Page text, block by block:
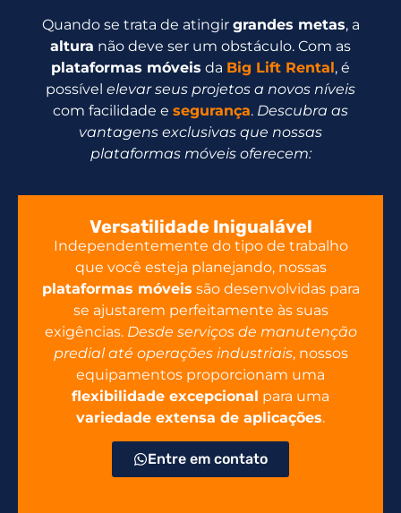
Quando se trata de atingir grandes metas, a
altura não deve ser um obstáculo. Com as
plataformas móveis da Big Lift Rental, é
possível elevar seus projetos a novos níveis
com facilidade e segurança. Descubra as
vantagens exclusivas que nossas
plataformas móveis oferecem:
Versatilidade Inigualável
Independentemente do tipo de trabalho
que você esteja planejando, nossas
plataformas móveis são desenvolvidas para
se ajustarem perfeitamente às suas
exigências. Desde serviços de manutenção
predial até operações industriais, nossos
equipamentos proporcionam uma
flexibilidade excepcional para uma
variedade extensa de aplicações.
Entre em contato